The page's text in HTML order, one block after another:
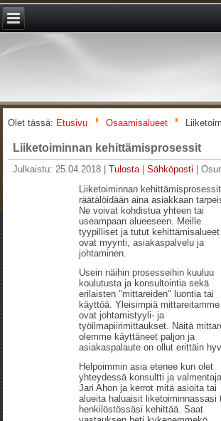
Olet tässä: Etusivu Osaamisalueet
Liiketoiminnan kehittämisprosessit
Julkaistu: 25.04.2018 |Tulosta |Sähköposti |
Liiketoiminnan kehittämisprosessit
räätälöidään aina asiakkaan
Ne voivat kohdistua yhteen tai
useampaan alueeseen. Meille
tyypilliset ja tutut kehittämisalueet
ovat myynti, asiakaspalvelu ja
johtaminen.
Usein näihin prosesseihin kuuluu
koulutusta ja konsultointia sekä
erilaisten "mittareiden" luontia tai
käyttöä. Yleisimpiä mittareitamme
ovat johtamistyyli- ja
työilmapiirimittaukset. Näitä
olemme käyttäneet paljon ja
asiakaspalaute on ollut erittäin
Helpoimmin asia etenee kun olet
yhteydessä konsultti ja
Jari Ahon ja kerrot mitä asioita tai
alueita haluaisit liketoiminnassasi
henkilöstössäsi kehittää. Saat